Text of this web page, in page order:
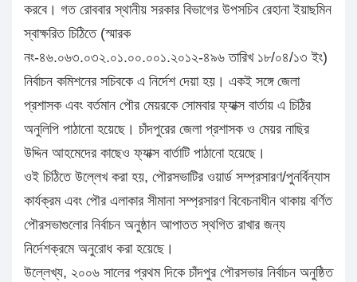
করবে। গত রোববার স্থানীয় সরকার বিভাগের উপসচিব রেহানা ইয়াছমিন
স্বাক্ষরিত চিঠিতে (স্মারক
নং-৪৬.০৬৩.০৩২.০১.০০.০০১.২০১২-৪৯৬ তারিখ ১৮/০৪/১৩ ইং)
নির্বাচন কমিশনের সচিবকে এ নির্দেশ দেয়া হয়। একই সঙ্গে জেলা
প্রশাসক এবং বর্তমান পৌর মেয়রকে সোমবার ফ্যাক্স বার্তায় এ চিঠির
অনুলিপি পাঠানো হয়েছে। চাঁদপুরের জেলা প্রশাসক ও মেয়র নাছির
উদ্দিন আহমেদের কাছেও ফ্যাক্স বার্তাটি পাঠানো হয়েছে।
ওই চিঠিতে উল্লেখ করা হয়, পৌরসভাটির ওয়ার্ড সম্প্রসারণ/পুনর্বিন্যাস
কার্যক্রম এবং পৌর এলাকার সীমানা সম্প্রসারণ বিবেচনাধীন থাকায় বর্ণিত
পৌরসভাগুলোর নির্বাচন অনুষ্ঠান আপাতত স্থগিত রাখার জন্য
নির্দেশক্রমে অনুরোধ করা হয়েছে।
উল্লেখ্য, ২০০৬ সালের প্রথম দিকে চাঁদপুর পৌরসভার নির্বাচন অনুষ্ঠিত